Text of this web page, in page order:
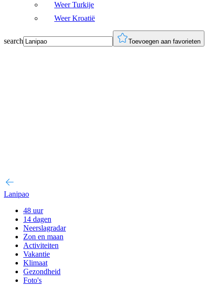
Weer Turkije
Weer Kroatië
search Toevoegen aan favorieten
Lanipao
48 uur
14 dagen
Neerslagradar
Zon en maan
Activiteiten
Vakantie
Klimaat
Gezondheid
Foto's